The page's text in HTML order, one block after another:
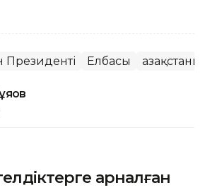
Президенті Елбасы
арналған